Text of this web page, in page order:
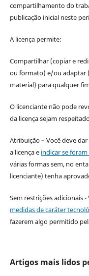
compartilhamento do
publicação inicial neste
A licença permite:
Compartilhar (copiar e
ou formato) e/ou adaptar
material) para qualquer
O licenciante não pode
da licença sejam
Atribuição – Você deve dar
a licença e indicar se
várias formas sem, no
licenciante) tenha
Sem restrições adicionais
medidas de caráter
fazerem algo permitido
Artigos mais lidos